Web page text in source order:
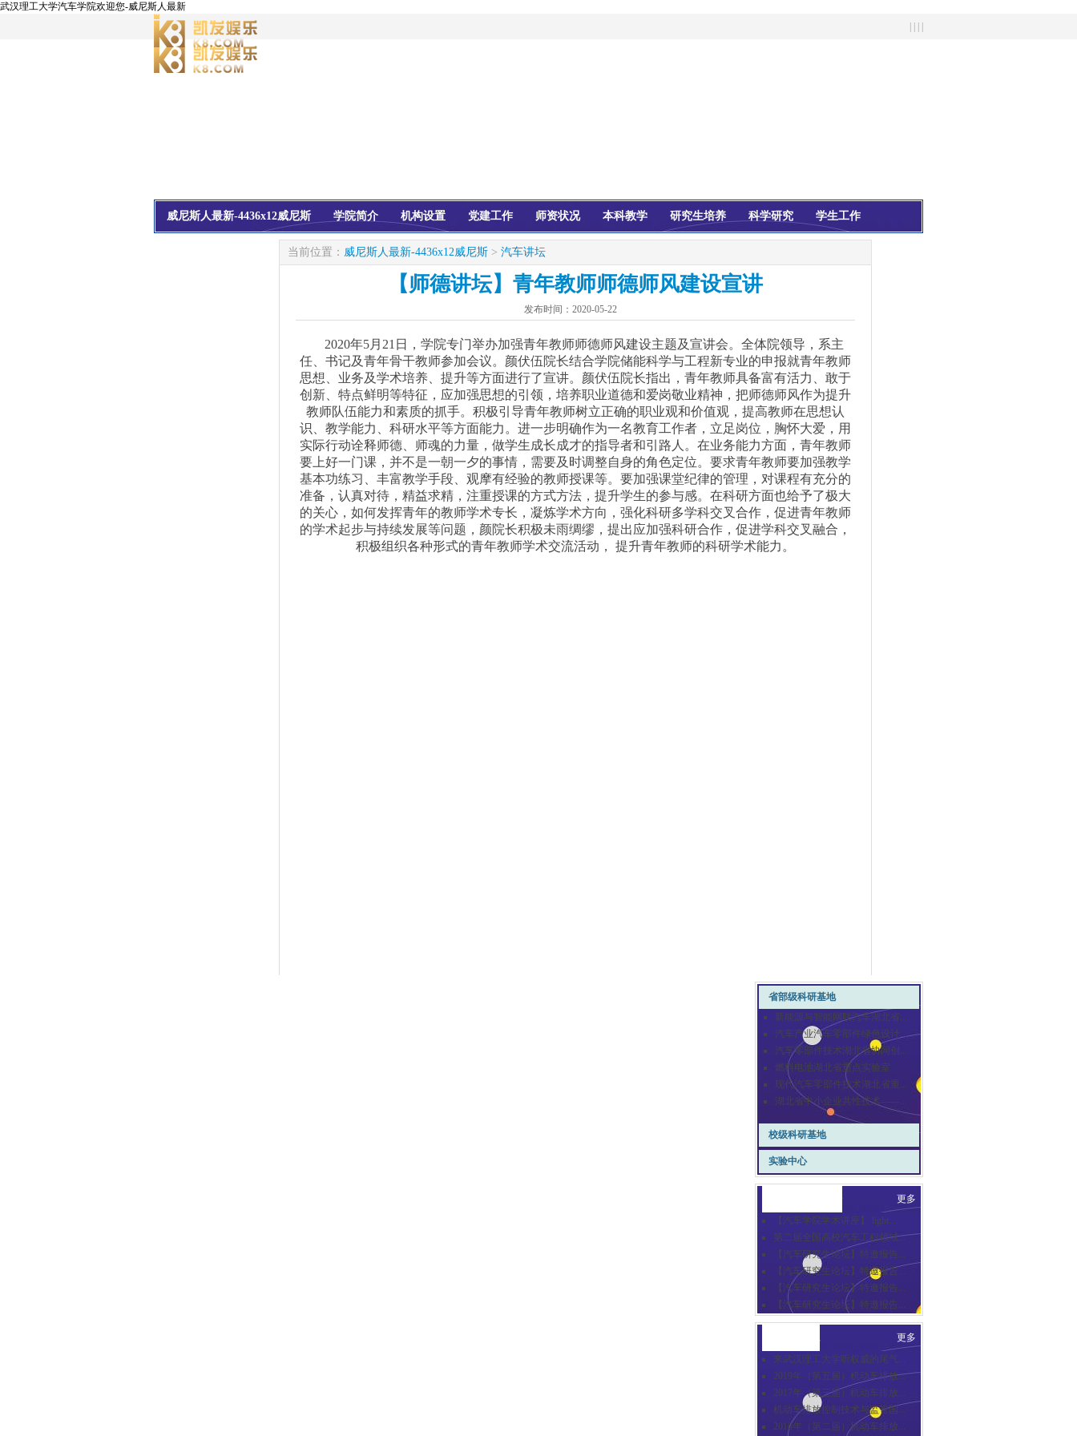
武汉理工大学汽车学院欢迎您-威尼斯人最新
威尼斯人最新-4436x12威尼斯 学院简介 机构设置 党建工作 师资状况 本科教学 研究生培养 科学研究 学生工作
当前位置： 威尼斯人最新-4436x12威尼斯 > 汽车讲坛
【师德讲坛】青年教师师德师风建设宣讲
发布时间： 2020-05-22
2020年5月 21 日，学院专门举办加强青年教师师德师风建设主题及宣讲会。全体院领导，系主
任、书记及青年骨干教师参加会议。颜伏伍院长结合学院储能科学与工程新专业的申报就青年教师
思想、业务及学术培养、提升等方面进行了宣讲。颜伏伍院长指出，青年教师具备富有活力、敢于
创新、特点鲜明等特征，应加强思想的引领，培养职业道德和爱岗敬业精神，把师德师风作为提升
教师队伍能力和素质的抓手。积极引导青年教师树立正确的职业观和价值观，提高教师在思想认
识、教学能力、科研水平等方面能力。进一步明确作为一名教育工作者，立足岗位，胸怀大爱，用
实际行动诠释师德、师魂的力量，做学生成长成才的指导者和引路人。在业务能力方面，青年教师
要上好一门课，并不是一朝一夕的事情，需要及时调整自身的角色定位。要求青年教师要加强教学
基本功练习、丰富教学手段、观摩有经验的教师授课等。要加强课堂纪律的管理，对课程有充分的
准备，认真对待，精益求精，注重授课的方式方法，提升学生的参与感。在科研方面也给予了极大
的关心，如何发挥青年的教师学术专长，凝炼学术方向，强化科研多学科交叉合作，促进青年教师
的学术起步与持续发展等问题，颜院长积极未雨绸缪，提出应加强科研合作，促进学科交叉融合，
积极组织各种形式的青年教师学术交流活动，
提升青年教师的科研学术能力。
省部级科研基地
新能源与智能网联汽车湖北省...
汽车产业汽车零部件绿色设计...
汽车零部件技术湖北省协同创...
燃料电池湖北省重点实验室
现代汽车零部件技术湖北省重...
湖北省中小企业共性技术——...
校级科研基地
实验中心
更多
【汽车学院学术讲座】 light...
第二届全国高校汽车工程领域...
【汽车研究生论坛】特邀报告...
【汽车研究生论坛】特邀报告...
【汽车研究生论坛】特邀报告...
【汽车研究生论坛】特邀报告...
更多
来武汉理工大学听权威的尾气...
2019年（第五届）机动车排放...
2017年（第三届）机动车排放...
机动车排放控制技术与监管国...
2016年（第二届）机动车排放...